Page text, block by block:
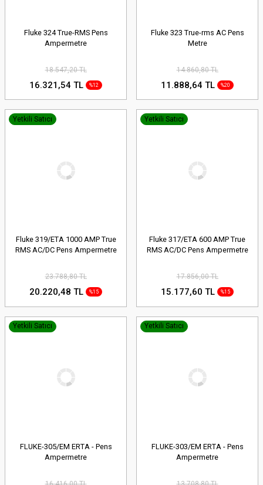
Fluke 324 True-RMS Pens
Ampermetre
18.547,20 TL
16.321,54 TL %12
Fluke 323 True-rms AC Pens
Metre
14.860,80 TL
11.888,64 TL %20
Yetkili Satıcı
Fluke 319/ETA 1000 AMP True
RMS AC/DC Pens Ampermetre
23.788,80 TL
20.220,48 TL %15
Yetkili Satıcı
Fluke 317/ETA 600 AMP True
RMS AC/DC Pens Ampermetre
17.856,00 TL
15.177,60 TL %15
Yetkili Satıcı
FLUKE-305/EM ERTA - Pens
Ampermetre
Yetkili Satıcı
FLUKE-303/EM ERTA - Pens
Ampermetre